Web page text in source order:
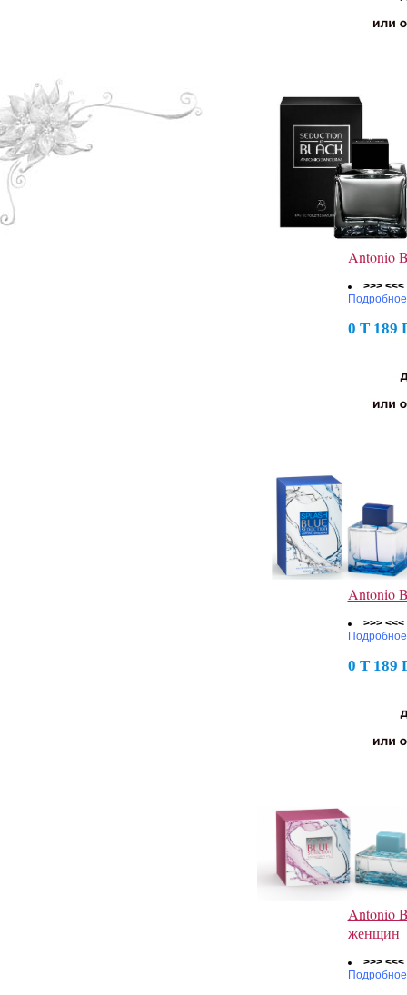
Antonio
>>> <<<
0 Т 189
Antonio
>>> <<<
0 Т 189
Antonio
женщин
>>> <<<